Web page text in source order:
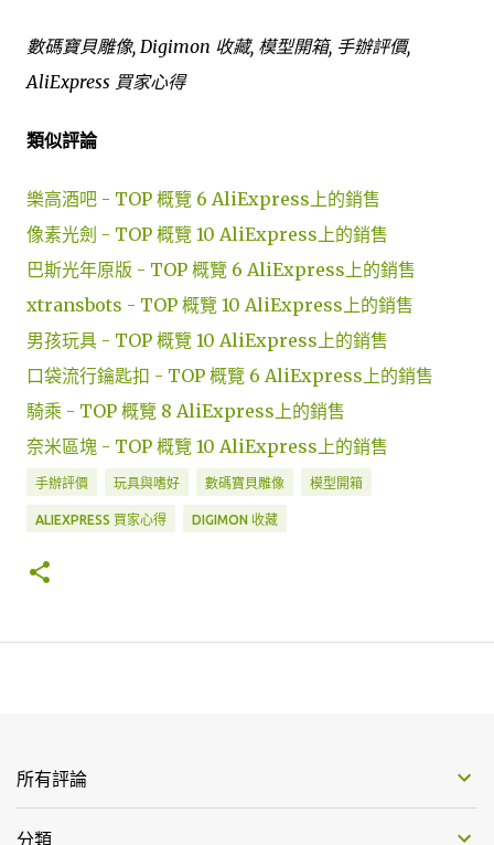
數碼寶貝雕像, Digimon 收藏, 模型開箱, 手辦評價,
AliExpress 買家心得
類似評論
樂高酒吧 - TOP 概覽 6 AliExpress上的銷售
像素光劍 - TOP 概覽 10 AliExpress上的銷售
巴斯光年原版 - TOP 概覽 6 AliExpress上的銷售
xtransbots - TOP 概覽 10 AliExpress上的銷售
男孩玩具 - TOP 概覽 10 AliExpress上的銷售
口袋流行鑰匙扣 - TOP 概覽 6 AliExpress上的銷售
騎乘 - TOP 概覽 8 AliExpress上的銷售
奈米區塊 - TOP 概覽 10 AliExpress上的銷售
手辦評價 玩具與嗜好 數碼寶貝雕像 模型開箱
ALIEXPRESS 買家心得 DIGIMON 收藏
所有評論
分類